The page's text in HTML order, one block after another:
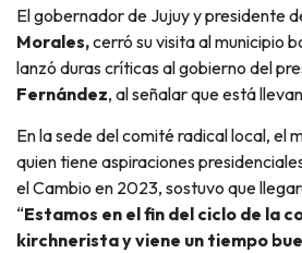
El gobernador de Jujuy y presidente
Morales,cerró su visita al municipio
lanzó duras críticas al gobierno del
Fernández, al señalar que está
En la sede del comité radical local, el
quien tiene aspiraciones
el Cambio en 2023, sostuvo que
“Estamos en el fin del ciclo de la
kirchnerista y viene un tiempo